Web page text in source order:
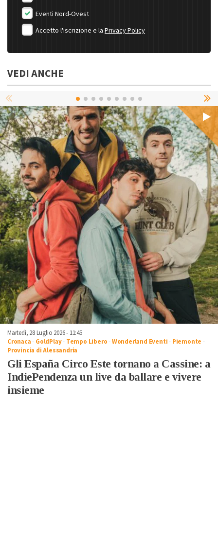
Eventi Nord-Ovest
Accetto l'iscrizione e la Privacy Policy
VEDI ANCHE
Martedì, 28 Luglio 2026 - 11:45
Cronaca- GoldPlay- Tempo Libero-Wonderland Eventi- Piemonte -
Provincia di Alessandria
Gli España Circo Este tornano a Cassine: a
IndiePendenza un live da ballare e vivere
insieme